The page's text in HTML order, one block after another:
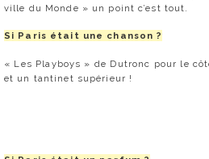
ville du Monde » un point c’est tout.
Si Paris était une chanson ?
« Les Playboys » de Dutronc pour le
et un tantinet supérieur !